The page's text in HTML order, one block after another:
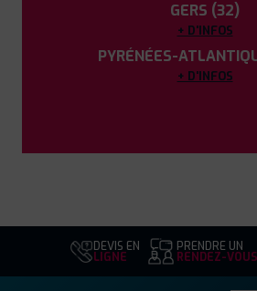
GERS (32)
+ D'INFOS
PYRÉNÉES-
+ D'INFOS
DEVIS EN
LIGNE
PRENDRE UN
RENDEZ-VOUS